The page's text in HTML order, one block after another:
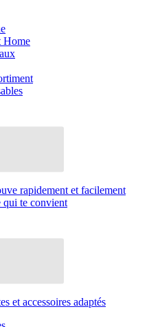
Home
rapidement et facilement
qui te convient
et accessoires adaptés